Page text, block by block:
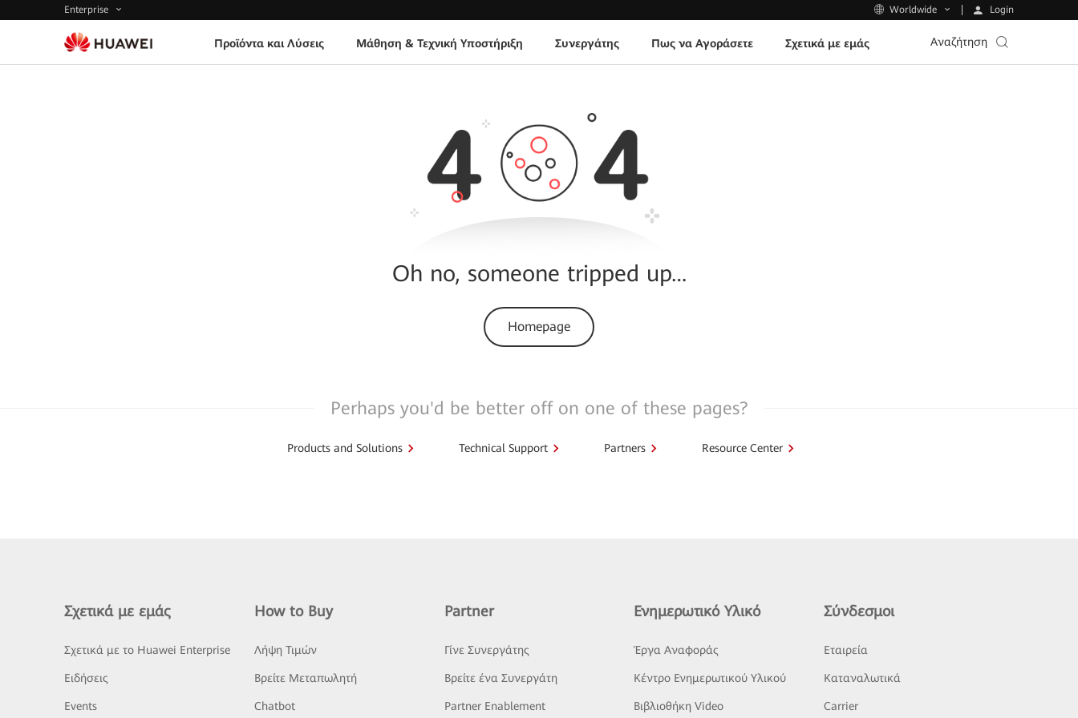
Enterprise Worldwide Login
Προϊόντα και Λύσεις Μάθηση & Τεχνική Υποστήριξη Συνεργάτης Πως να Αγοράσετε Σχετικά με εμάς Αναζήτηση
Oh no, someone tripped up…
Homepage
Perhaps you'd be better off on one of these pages?
Products and Solutions Technical Support Partners Resource Center
Σχετικά με εμάς
Σχετικά με το Huawei Enterprise
Ειδήσεις
Events
How to Buy
Λήψη Τιμών
Βρείτε Μεταπωλητή
Chatbot
Partner
Γίνε Συνεργάτης
Βρείτε ένα Συνεργάτη
Partner Enablement
Ενημερωτικό Υλικό
Έργα Αναφοράς
Κέντρο Ενημερωτικού Υλικού
Βιβλιοθήκη Video
Σύνδεσμοι
Εταιρεία
Καταναλωτικά
Carrier